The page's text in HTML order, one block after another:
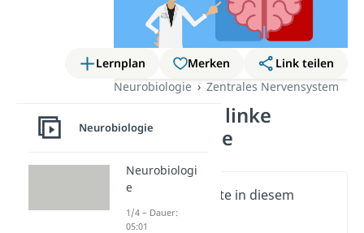
Lernplan Merken
Link teilen
Neurobiologie
Zentrales Nervensystem
Rechte und linke
Gehirnhälfte
Wichtige Inhalte in diesem
Video
Neurobiologie
Neurobiologi
e
1/4 – Dauer:
05:01